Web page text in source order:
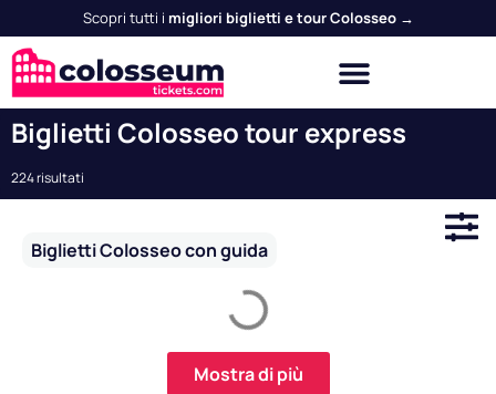
Scopri tutti i migliori biglietti e tour Colosseo →
Biglietti Colosseo tour express
224 risultati
Biglietti Colosseo con guida
Mostra di più